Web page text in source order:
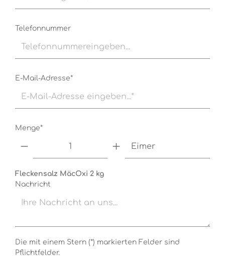
Telefonnummer
E-Mail-Adresse*
Menge*
Eimer
Fleckensalz MäcOxi 2 kg
Nachricht
Die mit einem Stern (*) markierten Felder sind
Pflichtfelder.